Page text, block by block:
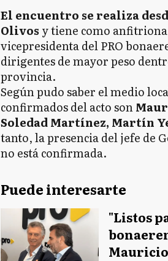
El encuentro se realiza
Olivos y tiene como
vicepresidenta del PRO
dirigentes de mayor peso
provincia.
Según pudo saber el medio
confirmados del acto son
Soledad Martínez, Martín
tanto, la presencia del jefe de
no está confirmada.
Puede interesarte
"Listos